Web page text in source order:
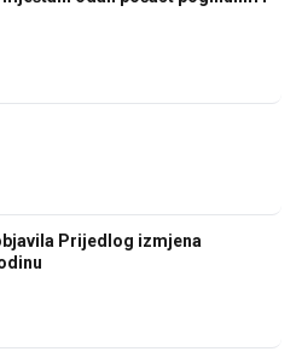
Prijedlog izmjena